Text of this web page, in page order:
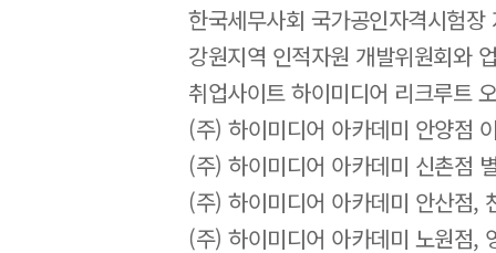
한국세무사회 국가공인자격시험장
강원지역 인적자원 개발위원회와
취업사이트 하이미디어 리크루트
(주) 하이미디어 아카데미 안양점
(주) 하이미디어 아카데미 신촌점
(주) 하이미디어 아카데미 안산점,
(주) 하이미디어 아카데미 노원점,